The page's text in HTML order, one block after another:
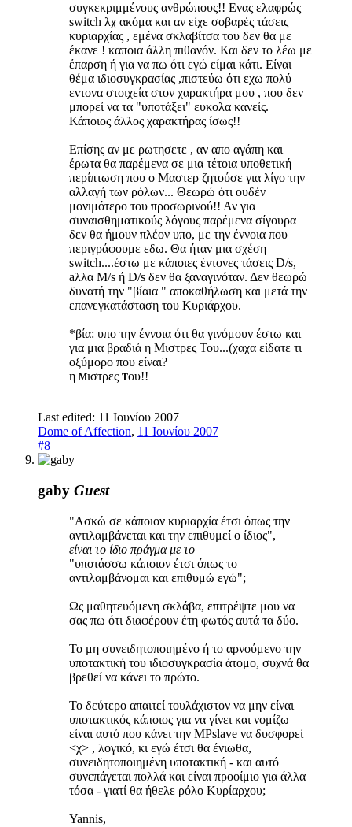
συγκεκριμμένους ανθρώπους!! Ενας ελαφρώς
switch λχ ακόμα και αν είχε σοβαρές τάσεις
κυριαρχίας , εμένα σκλαβίτσα του δεν θα με
έκανε ! καποια άλλη πιθανόν. Και δεν το λέω με
έπαρση ή για να πω ότι εγώ είμαι κάτι. Είναι
θέμα ιδιοσυγκρασίας ,πιστεύω ότι εχω πολύ
εντονα στοιχεία στον χαρακτήρα μου , που δεν
μπορεί να τα "υποτάξει" ευκολα κανείς.
Κάποιος άλλος χαρακτήρας ίσως!!
Επίσης αν με ρωτησετε , αν απο αγάπη και
έρωτα θα παρέμενα σε μια τέτοια υποθετική
περίπτωση που ο Μαστερ ζητούσε για λίγο την
αλλαγή των ρόλων... Θεωρώ ότι ουδέν
μονιμότερο του προσωρινού!! Αν για
συναισθηματικούς λόγους παρέμενα σίγουρα
δεν θα ήμουν πλέον υπο, με την έννοια που
περιγράφουμε εδω. Θα ήταν μια σχέση
switch....έστω με κάποιες έντονες τάσεις D/s,
aλλα Μ/s ή D/s δεν θα ξαναγινόταν. Δεν θεωρώ
δυνατή την "βίαια " αποκαθήλωση και μετά την
επανεγκατάσταση του Κυριάρχου.
*βία: υπο την έννοια ότι θα γινόμουν έστω και
για μια βραδιά η Μιστρες Του...(χαχα είδατε τι
οξύμορο που είναι?
η Μιστρες Του!!
Last edited: 11 Ιουνίου 2007
Dome of Affection, 11 Ιουνίου 2007
#8
gaby Guest
"Ασκώ σε κάποιον κυριαρχία έτσι όπως την
αντιλαμβάνεται και την επιθυμεί ο ίδιος",
είναι το ίδιο πράγμα με το
"υποτάσσω κάποιον έτσι όπως το
αντιλαμβάνομαι και επιθυμώ εγώ";
Ως μαθητευόμενη σκλάβα, επιτρέψτε μου να
σας πω ότι διαφέρουν έτη φωτός αυτά τα δύο.
Το μη συνειδητοποιημένο ή το αρνούμενο την
υποτακτική του ιδιοσυγκρασία άτομο, συχνά θα
βρεθεί να κάνει το πρώτο.
Το δεύτερο απαιτεί τουλάχιστον να μην είναι
υποτακτικός κάποιος για να γίνει και νομίζω
είναι αυτό που κάνει την MPslave να δυσφορεί
<χ> , λογικό, κι εγώ έτσι θα ένιωθα,
συνειδητοποιημένη υποτακτική - και αυτό
συνεπάγεται πολλά και είναι προοίμιο για άλλα
τόσα - γιατί θα ήθελε ρόλο Κυρίαρχου;
Yannis,